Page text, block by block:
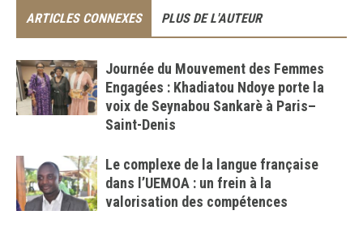
ARTICLES CONNEXES PLUS DE L'AUTEUR
Journée du Mouvement des Femmes
Engagées : Khadiatou Ndoye porte la
voix de Seynabou Sankarè à Paris–
Saint-Denis
Le complexe de la langue française
dans l’UEMOA : un frein à la
valorisation des compétences